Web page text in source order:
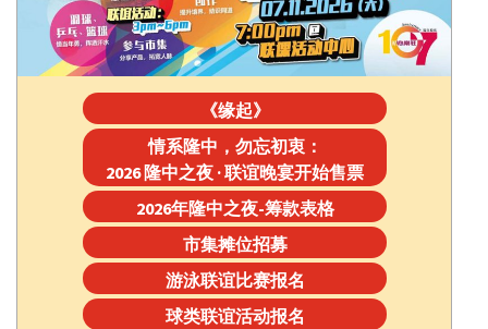
《缘起》
情系隆中，勿忘初衷：
2026 隆中之夜 · 联谊晚宴开始售票
2026年隆中之夜-筹款表格
市集摊位招募
游泳联谊比赛报名
球类联谊活动报名